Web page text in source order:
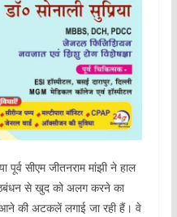
पूर्व सीएम जीतनराम मांझी ने हाल
से खुद को अलग करने का
की अटकलें लगाई जा रही हैं। वे